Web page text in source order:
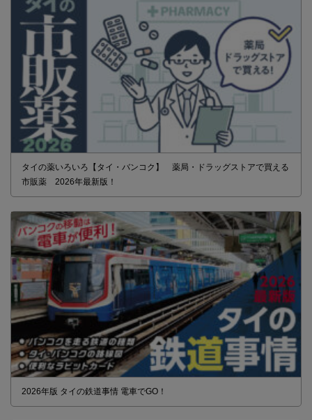
タイの薬いろいろ【タイ・バンコク】 薬局・ドラッグストアで買える
市販薬 2026年最新版！
2026年版 タイの鉄道事情 電車でGO！